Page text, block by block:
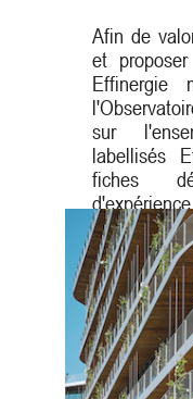
Afin de
et
Effinergie
sur
labellisés
fiches